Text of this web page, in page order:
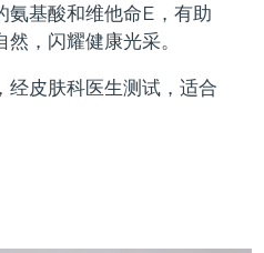
氨基酸和维他命E，有助
，闪耀健康光采。
经皮肤科医生测试，适合